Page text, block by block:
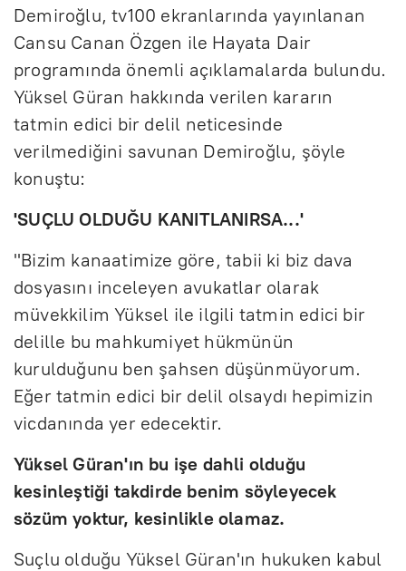
Demiroğlu, tv100 ekranlarında yayınlanan
Cansu Canan Özgen ile Hayata Dair
programında önemli açıklamalarda bulundu.
Yüksel Güran hakkında verilen kararın
tatmin edici bir delil neticesinde
verilmediğini savunan Demiroğlu, şöyle
konuştu:
'SUÇLU OLDUĞU KANITLANIRSA...'
"Bizim kanaatimize göre, tabii ki biz dava
dosyasını inceleyen avukatlar olarak
müvekkilim Yüksel ile ilgili tatmin edici bir
delille bu mahkumiyet hükmünün
kurulduğunu ben şahsen düşünmüyorum.
Eğer tatmin edici bir delil olsaydı hepimizin
vicdanında yer edecektir.
Yüksel Güran'ın bu işe dahli olduğu
kesinleştiği takdirde benim söyleyecek
sözüm yoktur, kesinlikle olamaz.
Suçlu olduğu Yüksel Güran'ın hukuken kabul